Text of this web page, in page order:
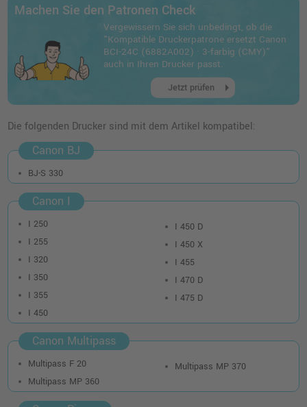
Machen Sie den Patronen Check
Vergewissern Sie sich unbedingt, ob die
"Kompatible Druckerpatrone ersetzt Canon
BCI-24C (6882A002) · 3-farbig (CMY)"
auch in Ihren Drucker passt.
Jetzt prüfen arrow_right
Die folgenden Drucker sind mit dem Artikel kompatibel:
Canon BJ
BJ-S 330
Canon I
I 250
I 255
I 320
I 350
I 355
I 450
I 450 D
I 450 X
I 455
I 470 D
I 475 D
Canon Multipass
Multipass F 20
Multipass MP 360
Multipass MP 370